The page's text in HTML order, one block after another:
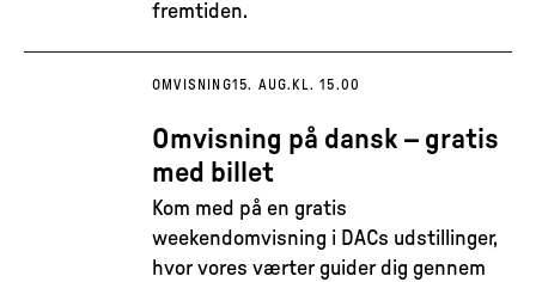
fremtiden.
OMVISNING15. AUG. KL. 15.00
Omvisning på dansk – gratis
med billet
Kom med på en gratis
weekendomvisning i DACs udstillinger,
hvor vores værter guider dig gennem